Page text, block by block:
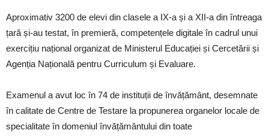
Aproximativ 3200 de elevi din clasele a IX-a și a XII-a din întreaga
țară și-au testat, în premieră, competențele digitale în cadrul unui
exercițiu național organizat de Ministerul Educației și Cercetării și
Agenția Națională pentru Curriculum și Evaluare.
Examenul a avut loc în 74 de instituții de învățământ, desemnate
în calitate de Centre de Testare la propunerea organelor locale de
specialitate în domeniul învățământului din toate